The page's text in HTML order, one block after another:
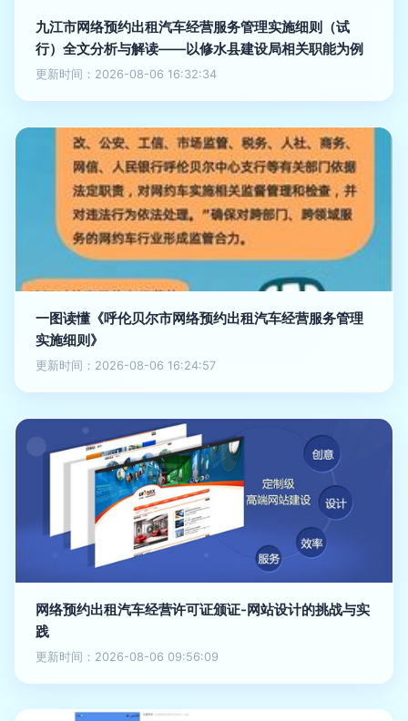
九江市网络预约出租汽车经营服务管理实施细则（试
行）全文分析与解读——以修水县建设局相关职能为例
更新时间：2026-08-06 16:32:34
一图读懂《呼伦贝尔市网络预约出租汽车经营服务管理
实施细则》
更新时间：2026-08-06 16:24:57
网络预约出租汽车经营许可证颁证-网站设计的挑战与实
践
更新时间：2026-08-06 09:56:09